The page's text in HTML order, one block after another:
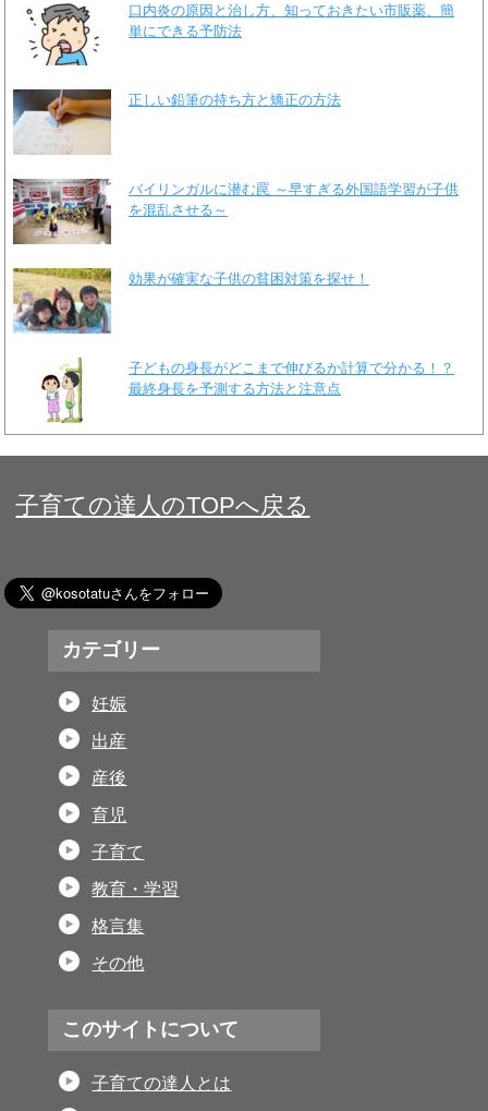
口内炎の原因と治し方、知っておきたい市販薬、簡
単にできる予防法
正しい鉛筆の持ち方と矯正の方法
バイリンガルに潜む罠 ～早すぎる外国語学習が子供
を混乱させる～
効果が確実な子供の貧困対策を探せ！
子どもの身長がどこまで伸びるか計算で分かる！？
最終身長を予測する方法と注意点
子育ての達人のTOPへ戻る
カテゴリー
妊娠
出産
産後
育児
子育て
教育・学習
格言集
その他
このサイトについて
子育ての達人とは